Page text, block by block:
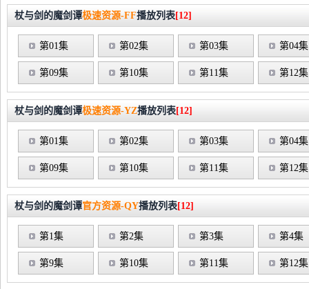
杖与剑的魔剑谭极速资源-FF播放列表[12]
第01集 第02集 第03集 第04集
第09集 第10集 第11集 第12集
杖与剑的魔剑谭极速资源-YZ播放列表[12]
第01集 第02集 第03集 第04集
第09集 第10集 第11集 第12集
杖与剑的魔剑谭官方资源-QY播放列表[12]
第1集 第2集 第3集 第4集
第9集 第10集 第11集 第12集